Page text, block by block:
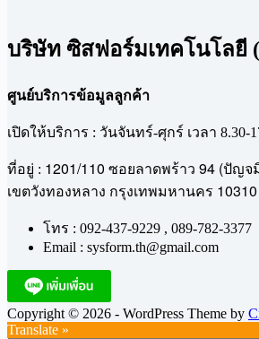
บริษัท ซิสฟอร์มเทคโนโลยี
ศูนย์บริการข้อมูลลูกค้า
เปิดให้บริการ : วันจันทร์-ศุกร์ เวลา 8.30-
ที่อยู่ : 1201/110 ซอยลาดพร้าว 94 (ปัญจ
เขตวังทองหลาง กรุงเทพมหานคร 10310
โทร : 092-437-9229 , 089-782-3377
Email : sysform.th@gmail.com
Copyright © 2026 - WordPress Theme by
Translate »